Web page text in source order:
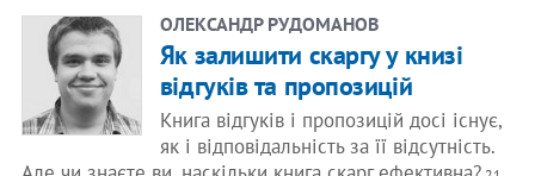
ОЛЕКСАНДР РУДОМАНОВ
Як залишити скаргу у книзі
відгуків та пропозицій
Книга відгуків і пропозицій досі існує,
як і відповідальність за її відсутність.